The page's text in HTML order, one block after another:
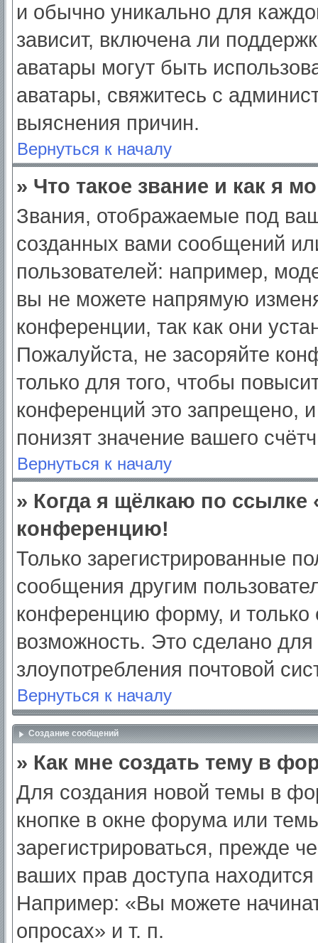
и обычно уникально для
зависит, включена ли
аватары могут быть
аватары, свяжитесь с
выяснения причин.
Вернуться к началу
» Что такое звание и как я
Звания, отображаемые под
созданных вами сообщений
пользователей: например,
вы не можете напрямую
конференции, так как они
Пожалуйста, не засоряйте
только для того, чтобы
конференций это запрещено,
понизят значение вашего
Вернуться к началу
» Когда я щёлкаю по ссылке
конференцию!
Только зарегистрированные
сообщения другим
конференцию форму, и только
возможность. Это сделано для
злоупотребления почтовой
Вернуться к началу
Создание сообщений
» Как мне создать тему в
Для создания новой темы в
кнопке в окне форума или
зарегистрироваться, прежде
ваших прав доступа
Например: «Вы можете
опросах» и т. п.